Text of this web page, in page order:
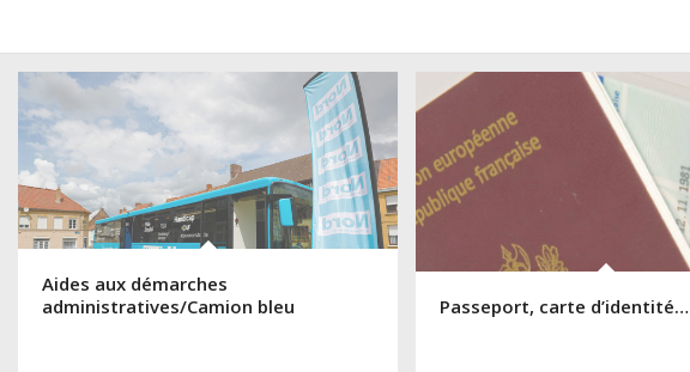
Aides aux démarches
administratives/Camion bleu
Passeport, carte d’identité…